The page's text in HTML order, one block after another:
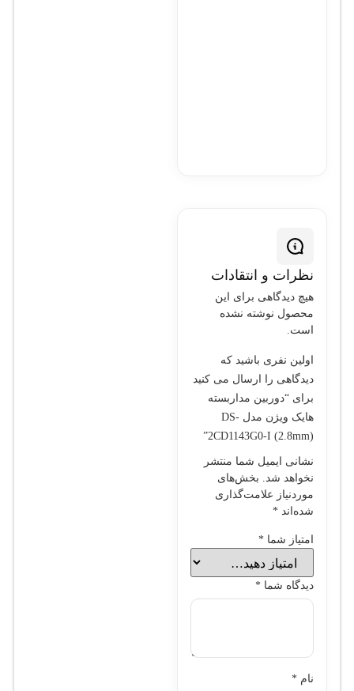
نظرات و انتقادات
هیچ دیدگاهی برای این
محصول نوشته نشده
است.
اولین نفری باشید که
دیدگاهی را ارسال می کنید
برای “دوربین مداربسته
هایک ویژن مدل DS-
2CD1143G0-I (2.8mm)”
نشانی ایمیل شما منتشر
نخواهد شد.
بخش‌های
موردنیاز علامت‌گذاری
شده‌اند *
امتیاز شما *
دیدگاه شما *
نام *